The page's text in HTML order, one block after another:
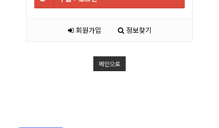
회원가입 정보찾기
메인으로